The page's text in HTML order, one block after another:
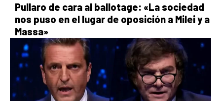
Pullaro de cara al ballotage: «La sociedad
nos puso en el lugar de oposición a Milei y a
Massa»